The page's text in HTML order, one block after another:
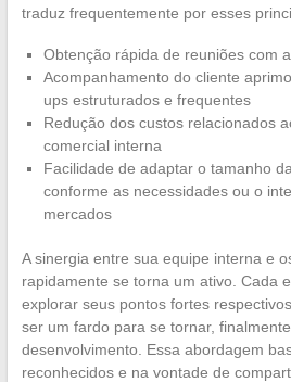
traduz frequentemente por esses
Obtenção rápida de reuniões com
Acompanhamento do cliente
ups estruturados e frequentes
Redução dos custos relacionados
comercial interna
Facilidade de adaptar o tamanho
conforme as necessidades ou o
mercados
A sinergia entre sua equipe interna e
rapidamente se torna um ativo. Cada
explorar seus pontos fortes
ser um fardo para se tornar,
desenvolvimento. Essa abordagem
reconhecidos e na vontade de